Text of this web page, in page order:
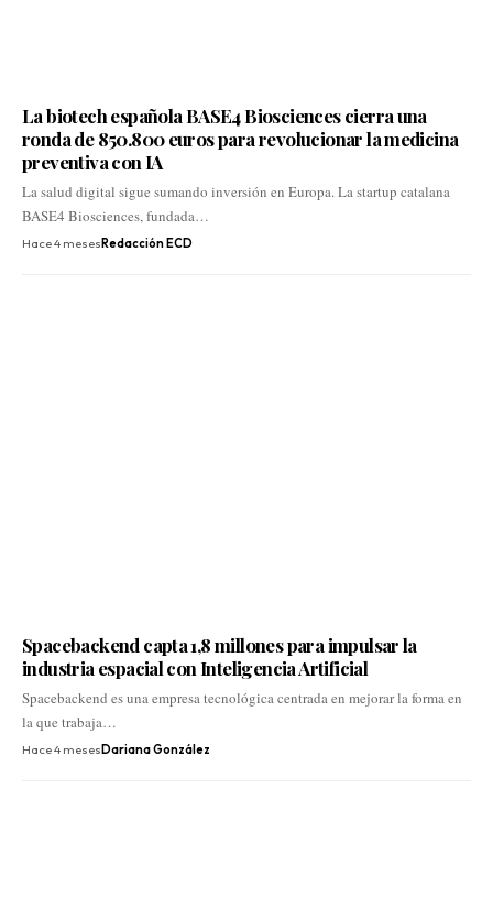
La biotech española BASE4 Biosciences cierra una
ronda de 850.800 euros para revolucionar la medicina
preventiva con IA
La salud digital sigue sumando inversión en Europa. La startup catalana
BASE4 Biosciences, fundada…
Hace 4 mesesRedacción ECD
Spacebackend capta 1,8 millones para impulsar la
industria espacial con Inteligencia Artificial
Spacebackend es una empresa tecnológica centrada en mejorar la forma en
la que trabaja…
Hace 4 meses Dariana González